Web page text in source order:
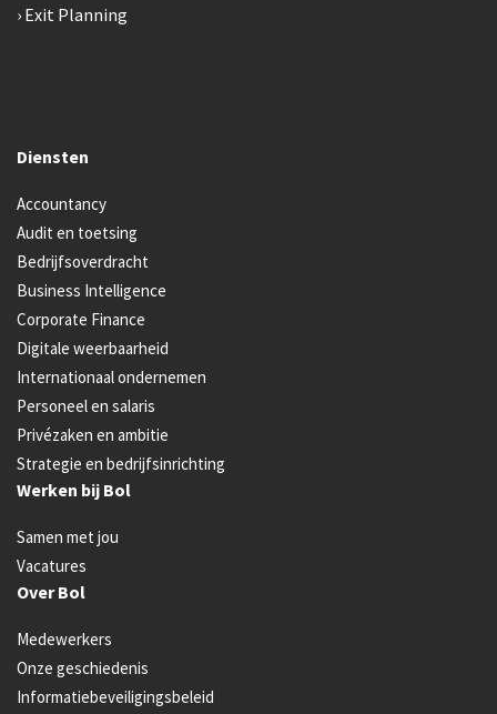
Exit Planning
Diensten
Accountancy
Audit en toetsing
Bedrijfsoverdracht
Business Intelligence
Corporate Finance
Digitale weerbaarheid
Internationaal ondernemen
Personeel en salaris
Privézaken en ambitie
Strategie en bedrijfsinrichting
Werken bij Bol
Samen met jou
Vacatures
Over Bol
Medewerkers
Onze geschiedenis
Informatiebeveiligingsbeleid